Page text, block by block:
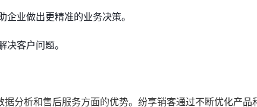
业做出更精准的业务决策。
客户问题。
分析和售后服务方面的优势。纷享销客通过不断优化产品